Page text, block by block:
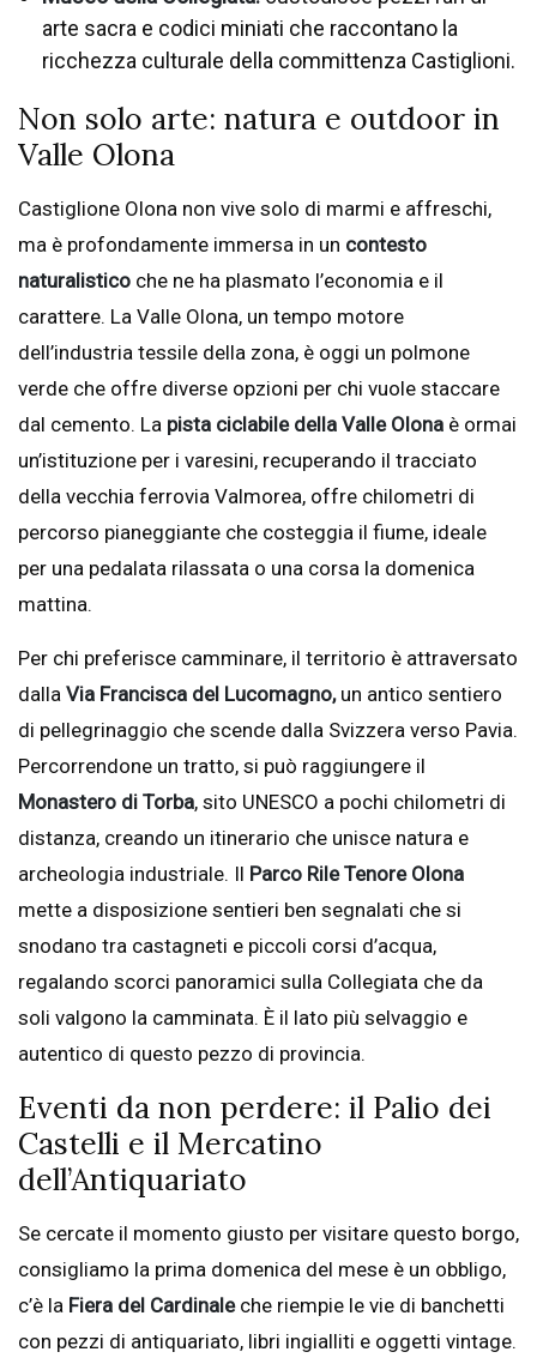
arte sacra e codici miniati che raccontano la
ricchezza culturale della committenza Castiglioni.
Non solo arte: natura e outdoor in
Valle Olona
Castiglione Olona non vive solo di marmi e affreschi,
ma è profondamente immersa in un contesto
naturalistico che ne ha plasmato l’economia e il
carattere. La Valle Olona, un tempo motore
dell’industria tessile della zona, è oggi un polmone
verde che offre diverse opzioni per chi vuole staccare
dal cemento. La pista ciclabile della Valle Olona è ormai
un’istituzione per i varesini, recuperando il tracciato
della vecchia ferrovia Valmorea, offre chilometri di
percorso pianeggiante che costeggia il fiume, ideale
per una pedalata rilassata o una corsa la domenica
mattina.
Per chi preferisce camminare, il territorio è attraversato
dalla Via Francisca del Lucomagno,un antico sentiero
di pellegrinaggio che scende dalla Svizzera verso Pavia.
Percorrendone un tratto, si può raggiungere il
Monastero di Torba, sito UNESCO a pochi chilometri di
distanza, creando un itinerario che unisce natura e
archeologia industriale. Il Parco Rile Tenore Olona
mette a disposizione sentieri ben segnalati che si
snodano tra castagneti e piccoli corsi d’acqua,
regalando scorci panoramici sulla Collegiata che da
soli valgono la camminata. È il lato più selvaggio e
autentico di questo pezzo di provincia.
Eventi da non perdere: il Palio dei
Castelli e il Mercatino
dell’Antiquariato
Se cercate il momento giusto per visitare questo borgo,
consigliamo la prima domenica del mese è un obbligo,
c’è la Fiera del Cardinaleche riempie le vie di banchetti
con pezzi di antiquariato, libri ingialliti e oggetti vintage.